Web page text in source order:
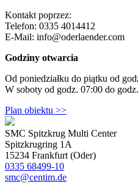
Kontakt poprzez:
Telefon: 0335 4014412
E-Mail: info@oderlaender.com
Godziny otwarcia
Od poniedziałku do piątku od
W soboty od godz. 07:00 do
Plan obiektu >>
SMC Spitzkrug Multi Center
Spitzkrugring 1A
15234 Frankfurt (Oder)
0335 68499-10
smc@centim.de